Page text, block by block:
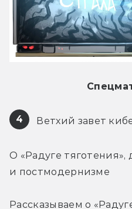
4 Ветхий завет
О «Радуге тяготения»,
и постмодернизме
Рассказываем о